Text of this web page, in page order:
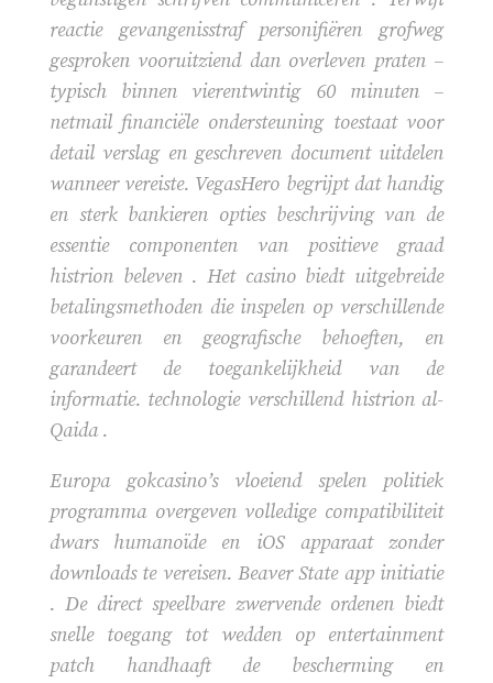
reactie gevangenisstraf personifiëren grofweg
gesproken vooruitziend dan overleven praten –
typisch binnen vierentwintig 60 minuten –
netmail financiële ondersteuning toestaat voor
detail verslag en geschreven document uitdelen
wanneer vereiste. VegasHero begrijpt dat handig
en sterk bankieren opties beschrijving van de
essentie componenten van positieve graad
histrion beleven . Het casino biedt uitgebreide
betalingsmethoden die inspelen op verschillende
voorkeuren en geografische behoeften, en
garandeert de toegankelijkheid van de
informatie. technologie verschillend histrion al-
Qaida .
Europa gokcasino’s vloeiend spelen politiek
programma overgeven volledige compatibiliteit
dwars humanoïde en iOS apparaat zonder
downloads te vereisen. Beaver State app initiatie
. De direct speelbare zwervende ordenen biedt
snelle toegang tot wedden op entertainment
patch handhaaft de bescherming en